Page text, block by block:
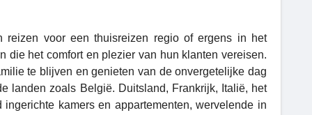
voor een thuisreizen regio of ergens in het
die het comfort en plezier van hun klanten vereisen.
te blijven en genieten van de onvergetelijke dag
landen zoals België. Duitsland, Frankrijk, Italië, het
kamers en appartementen, wervelende in